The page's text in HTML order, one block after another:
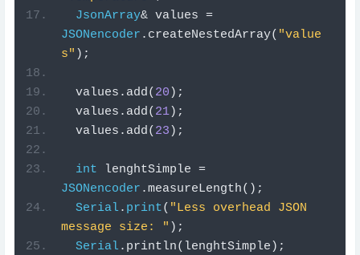
JsonArray& values =
JSONencoder . createNestedArray( "value
s" );
  values
. add( 20 );
  values
. add( 21);
  values
. add( 23 );
int lenghtSimple =
JSONencoder .measureLength();
Serial. print( "Less overhead JSON
message size: " );
Serial. println( lenghtSimple );